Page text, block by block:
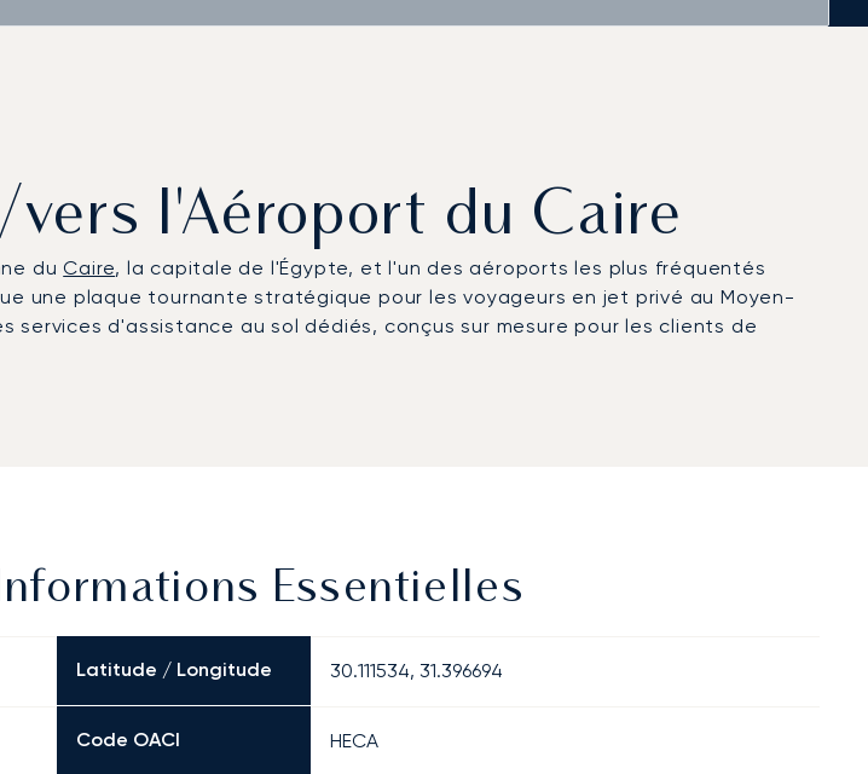
vers l'Aéroport du Caire
duCaire, la capitale de l'Égypte, et l'un des aéroports les plus fréquentés
une plaque tournante stratégique pour les voyageurs en jet privé au Moyen-
d'assistance au sol dédiés, conçus sur mesure pour les clients de
Essentielles
Latitude / Longitude 30.111534, 31.396694
Code OACI HECA